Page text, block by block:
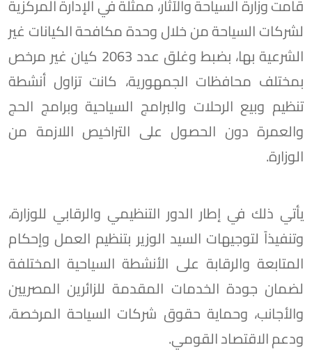
قامت وزارة السياحة والآثار، ممثلة في الإدارة المركزية
لشركات السياحة من خلال وحدة مكافحة الكيانات غير
الشرعية بها، بضبط وغلق عدد 2063 كيان غير مرخص
بمختلف محافظات الجمهورية، كانت تزاول أنشطة
تنظيم وبيع الرحلات والبرامج السياحية وبرامج الحج
والعمرة دون الحصول على التراخيص اللازمة من
الوزارة.
يأتي ذلك في إطار الدور التنظيمي والرقابي للوزارة،
وتنفيذاً لتوجيهات السيد الوزير بتنظيم العمل وإحكام
المتابعة والرقابة على الأنشطة السياحية المختلفة
لضمان جودة الخدمات المقدمة للزائرين المصريين
والأجانب، وحماية حقوق شركات السياحة المرخصة،
ودعم الاقتصاد القومي.